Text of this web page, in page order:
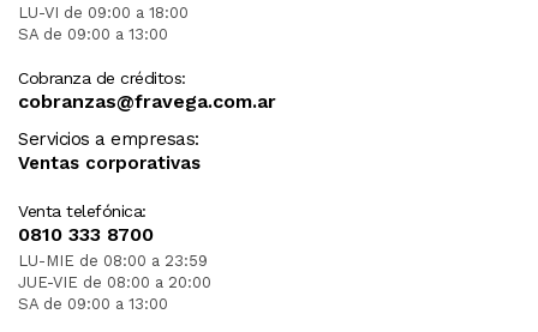
LU-VI de 09:00 a 18:00
SA de 09:00 a 13:00
Cobranza de créditos:
cobranzas@fravega.com.ar
Servicios a empresas:
Ventas corporativas
Venta telefónica:
0810 333 8700
LU-MIE de 08:00 a 23:59
JUE-VIE de 08:00 a 20:00
SA de 09:00 a 13:00